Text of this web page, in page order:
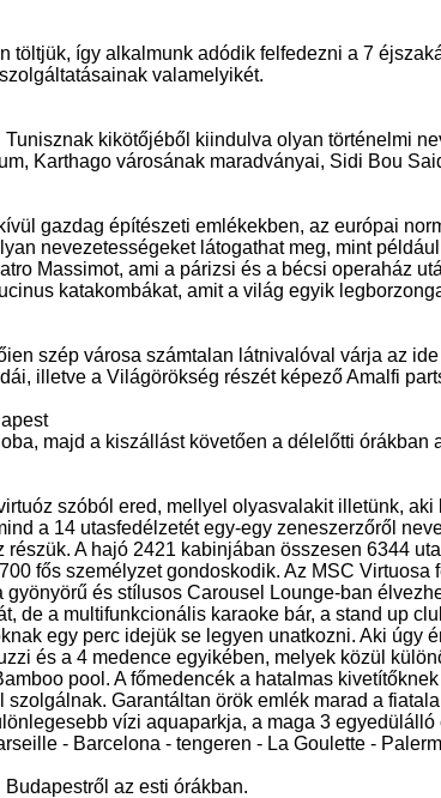
töltjük, így alkalmunk adódik felfedezni a 7
valamelyikét.
kikötőjéből kiindulva olyan történelmi
Karthago városának maradványai, Sidi Bou
gazdag építészeti emlékekben, az európai
nevezetességeket látogathat meg, mint
Massimot, ami a párizsi és a bécsi operaház
katakombákat, amit a világ egyik
szép városa számtalan látnivalóval várja az
illetve a Világörökség részét képező Amalfi
majd a kiszállást követően a délelőtti órákban
szóból ered, mellyel olyasvalakit illetünk,
a 14 utasfedélzetét egy-egy zeneszerzőről
részük. A hajó 2421 kabinjában összesen 6344
fős személyzet gondoskodik. Az MSC
gyönyörű és stílusos Carousel Lounge-ban
de a multifunkcionális karaoke bár, a stand up
egy perc idejük se legyen unatkozni. Aki úgy
és a 4 medence egyikében, melyek közül
pool. A főmedencék a hatalmas
szolgálnak. Garantáltan örök emlék marad a
vízi aquaparkja, a maga 3 egyedülálló
- Barcelona - tengeren - La Goulette -
az esti órákban.